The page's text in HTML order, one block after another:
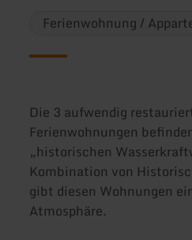
Ferienwohnung /
Die 3 aufwendig
Ferienwohnungen
„historischen
Kombination von
gibt diesen Wohnungen
Atmosphäre.